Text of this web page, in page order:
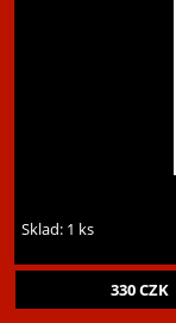
Sklad: 1 ks
330CZK